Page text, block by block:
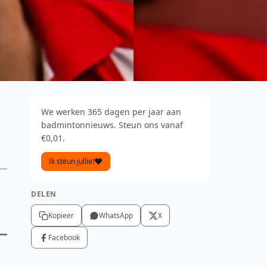
We werken 365 dagen per jaar aan
badmintonnieuws. Steun ons vanaf
€0,01.
Ik steun jullie!
DELEN
Kopieer WhatsApp X
Facebook